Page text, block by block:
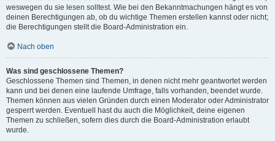
weswegen du sie lesen solltest. Wie bei den Bekanntmachungen hängt es von
deinen Berechtigungen ab, ob du wichtige Themen erstellen kannst oder nicht;
die Berechtigungen stellt die Board-Administration ein.
Nach oben
Was sind geschlossene Themen?
Geschlossene Themen sind Themen, in denen nicht mehr geantwortet werden
kann und bei denen eine laufende Umfrage, falls vorhanden, beendet wurde.
Themen können aus vielen Gründen durch einen Moderator oder Administrator
gesperrt werden. Eventuell hast du auch die Möglichkeit, deine eigenen
Themen zu schließen, sofern dies durch die Board-Administration erlaubt
wurde.